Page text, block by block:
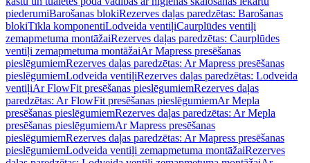
piederumiBarošanas blokiRezerves daļas paredzētas: Barošanas
blokiTīkla komponentiLodveida ventiļiCaurplūdes ventiļi
zemapmetuma montāžaiRezerves daļas paredzētas: Caurplūdes
ventiļi zemapmetuma montāžaiAr Mapress presēšanas
pieslēgumiemRezerves daļas paredzētas: Ar Mapress presēšanas
pieslēgumiemLodveida ventiļiRezerves daļas paredzētas: Lodveida
ventiļiAr FlowFit presēšanas pieslēgumiemRezerves daļas
paredzētas: Ar FlowFit presēšanas pieslēgumiemAr Mepla
presēšanas pieslēgumiemRezerves daļas paredzētas: Ar Mepla
presēšanas pieslēgumiemAr Mapress presēšanas
pieslēgumiemRezerves daļas paredzētas: Ar Mapress presēšanas
pieslēgumiemLodveida ventiļi zemapmetuma montāžaiRezerves